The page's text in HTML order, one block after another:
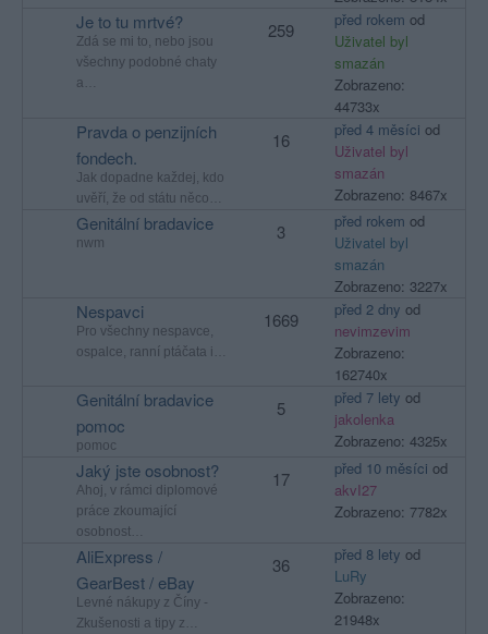
Je to tu mrtvé?
Zdá se mi to, nebo jsou
všechny podobné chaty
a…
259 před rokem od
Uživatel byl
smazán
Zobrazeno:
44733x
Pravda o penzijních
fondech.
Jak dopadne každej, kdo
uvěří, že od státu něco…
16 před 4 měsíci od
Uživatel byl
smazán
Zobrazeno: 8467x
Genitální bradavice
nwm 3 před rokem od
Uživatel byl
smazán
Zobrazeno: 3227x
Nespavci
Pro všechny nespavce,
ospalce, ranní ptáčata i…
1669 před 2 dny od
nevimzevim
Zobrazeno:
162740x
Genitální bradavice
pomoc
pomoc
5 před 7 lety od
jakolenka
Zobrazeno: 4325x
Jaký jste osobnost?
Ahoj, v rámci diplomové
práce zkoumající
osobnost…
17 před 10 měsíci od
akvI27
Zobrazeno: 7782x
AliExpress /
GearBest / eBay
Levné nákupy z Číny -
Zkušenosti a tipy z…
36 před 8 lety od
LuRy
Zobrazeno:
21948x